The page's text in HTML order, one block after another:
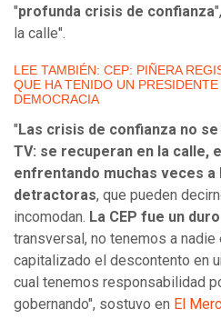
"profunda crisis de confianza
la calle".
LEE TAMBIÉN: CEP: PIÑERA
QUE HA TENIDO UN
DEMOCRACIA
" Las crisis de confianza no
TV: se recuperan en la calle,
enfrentando muchas veces a
detractoras, que pueden
incomodan. La CEP fue un
transversal, no tenemos a
capitalizado el descontento en
cual tenemos responsabilidad
gobernando", sostuvo en El